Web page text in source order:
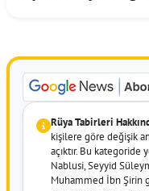
Rüya Tabirleri
kişilere göre değişik
açıktır. Bu
Nablusi, Seyyid
Muhammed İbn Şirin